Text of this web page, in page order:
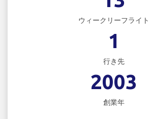
ウィークリーフライト
1
行き先
2003
創業年